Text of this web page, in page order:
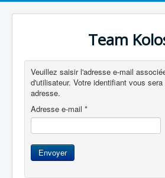
Team
Veuillez saisir l'adresse e-mail
d'utilisateur. Votre identifiant vous
adresse.
Adresse e-mail *
Envoyer